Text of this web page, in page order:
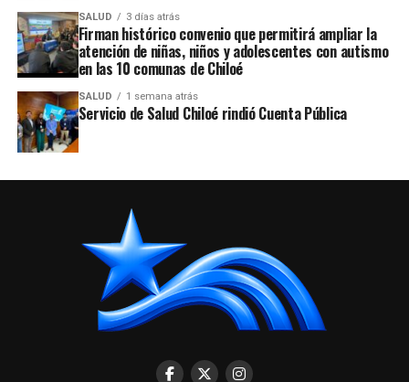
SALUD 3 días atrás
Firman histórico convenio que permitirá ampliar la
atención de niñas, niños y adolescentes con autismo
en las 10 comunas de Chiloé
SALUD 1 semana atrás
Servicio de Salud Chiloé rindió Cuenta Pública